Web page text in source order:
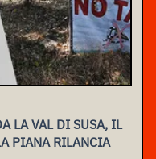
LA VAL DI SUSA, IL
PIANA RILANCIA